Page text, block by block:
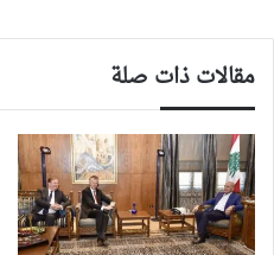
مقالات ذات صلة